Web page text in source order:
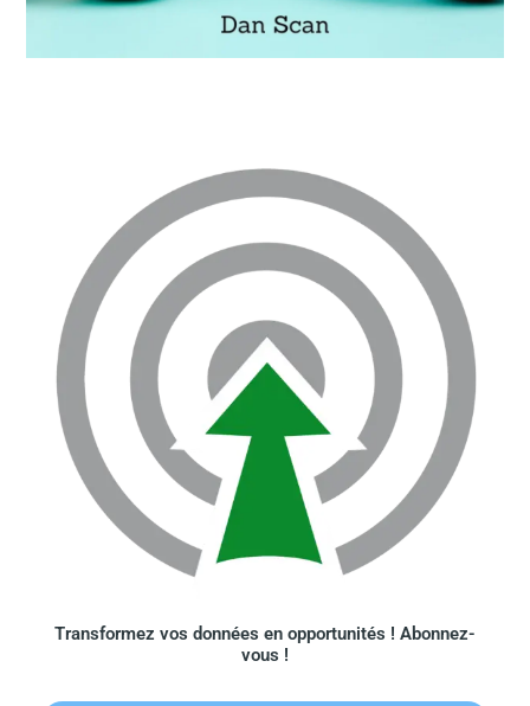
Transformez vos données en opportunités ! Abonnez-
vous !​